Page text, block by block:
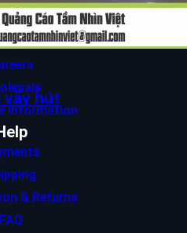
vẫy hút
Us
Us
Information
& Returns
FAQ